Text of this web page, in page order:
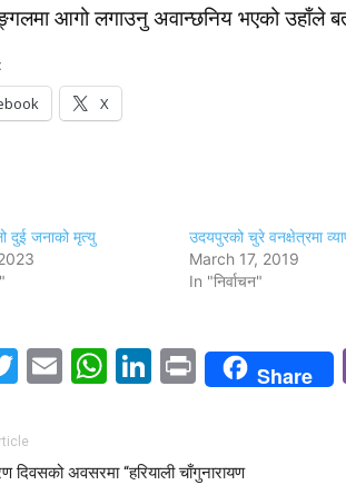
आगो लगाउनु अवान्छनिय भएको उहाँले
X
दुई जनाको मृत्यु
उदयपुरको चुरे वनक्षेत्रमा
March 17, 2019
In "निर्वाचन"
Twitter
EmailWhatsApp
LinkedIn
PrintShare
दिवसको अवसरमा “हरियाली चाँगुनारायण